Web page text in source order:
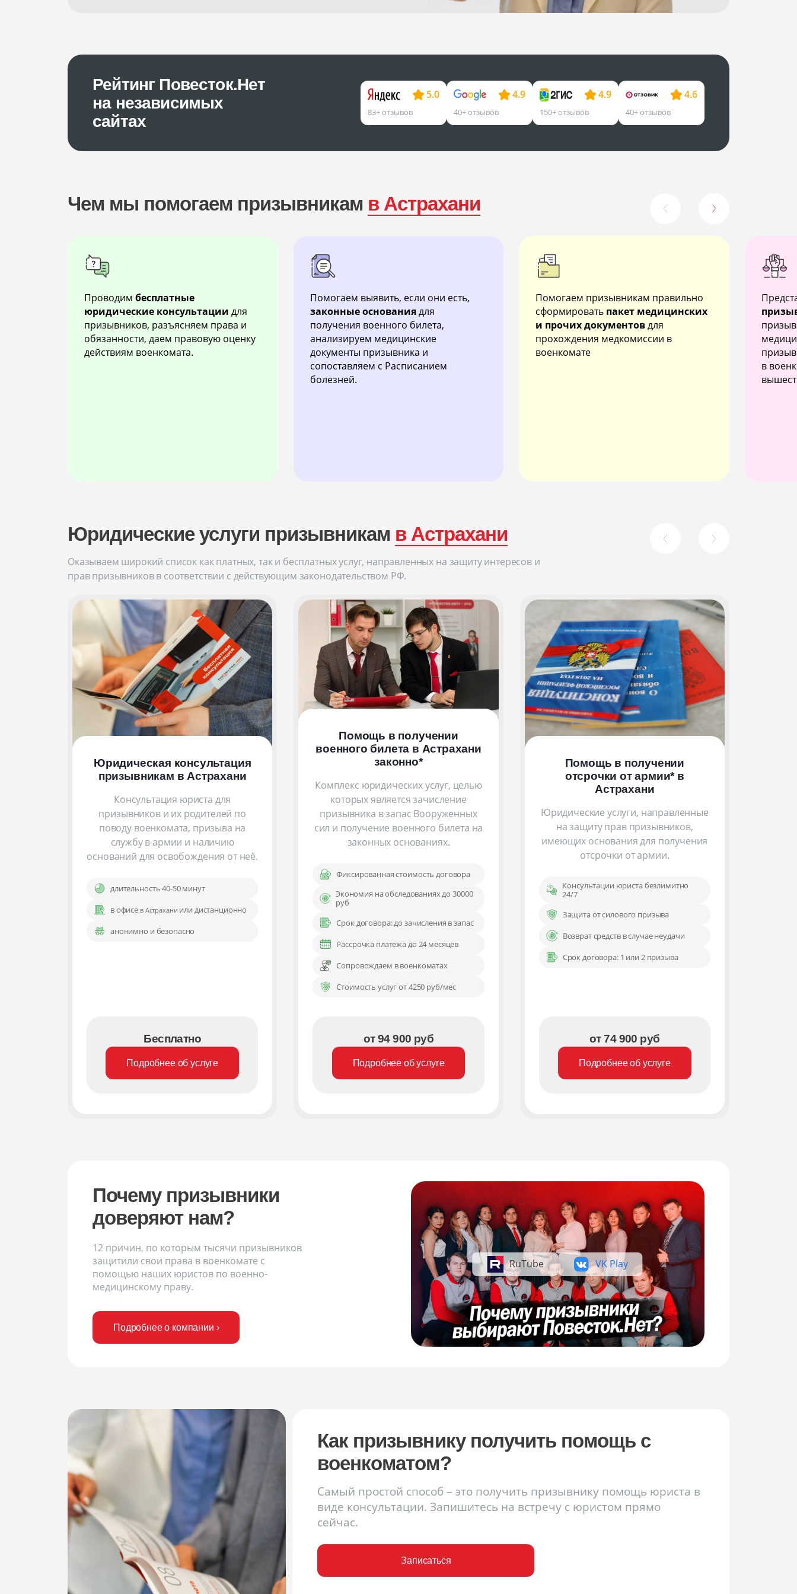
Рейтинг Повесток.Нет
на независимых
сайтах
5.0
83+ отзывов
4.9
40+ отзывов
4.9
150+ отзывов
4.6
40+ отзывов
Чем мы помогаем призывникам в Астрахани
Проводим бесплатные
юридические консультации для
призывников, разъясняем права и
обязанности, даем правовую оценку
действиям военкомата.
Помогаем выявить, если они есть,
законные основаниядля
получения военного билета,
анализируем медицинские
документы призывника и
сопоставляем с Расписанием
болезней.
Помогаем призывникам правильно
сформировать пакет медицинских
и прочих документовдля
прохождения медкомиссии в
военкомате
в
Юридические услуги призывникам в Астрахани
Оказываем широкий список как платных, так и бесплатных услуг, направленных на защиту интересов и
прав призывников в соответствии с действующим законодательством РФ.
Юридическая консультация
призывникам в Астрахани
Консультация юриста для
призывников и их родителей по
поводу военкомата, призыва на
службу в армии и наличию
оснований для освобождения от неё.
длительность 40-50 минут
в офисе в Астрахани или дистанционно
анонимно и безопасно
Бесплатно
Подробнее об услуге
Помощь в получении
военного билета в Астрахани
законно*
Комплекс юридических услуг, целью
которых является зачисление
призывника в запас Вооруженных
сил и получение военного билета на
законных основаниях.
Фиксированная стоимость договора
Экономия на обследованиях до 30000
руб
Срок договора: до зачисления в запас
Рассрочка платежа до 24 месяцев
Сопровождаем в военкоматах
Стоимость услуг от 4250 руб/мес
от 94 900 руб
Подробнее об услуге
Помощь в получении
отсрочки от армии* в
Астрахани
Юридические услуги, направленные
на защиту прав призывников,
имеющих основания для получения
отсрочки от армии.
Консультации юриста безлимитно
24/7
Защита от силового призыва
Возврат средств в случае неудачи
Срок договора: 1 или 2 призыва
от 74 900 руб
Подробнее об услуге
Почему призывники
доверяют нам?
12 причин, по которым тысячи призывников
защитили свои права в военкомате с
помощью наших юристов по военно-
медицинскому праву.
Подробнее о компании ›
RuTube VK Play
Как призывнику получить помощь с
военкоматом?
Самый простой способ – это получить призывнику помощь юриста в
виде консультации. Запишитесь на встречу с юристом прямо
сейчас.
Записаться